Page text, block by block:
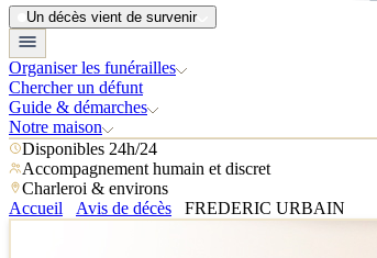
Un décès vient de survenir
Organiser les funérailles
Chercher un défunt
Guide & démarches
Notre maison
Disponibles 24h/24
Accompagnement humain et discret
Charleroi & environs
Accueil
Avis de décès FREDERIC URBAIN